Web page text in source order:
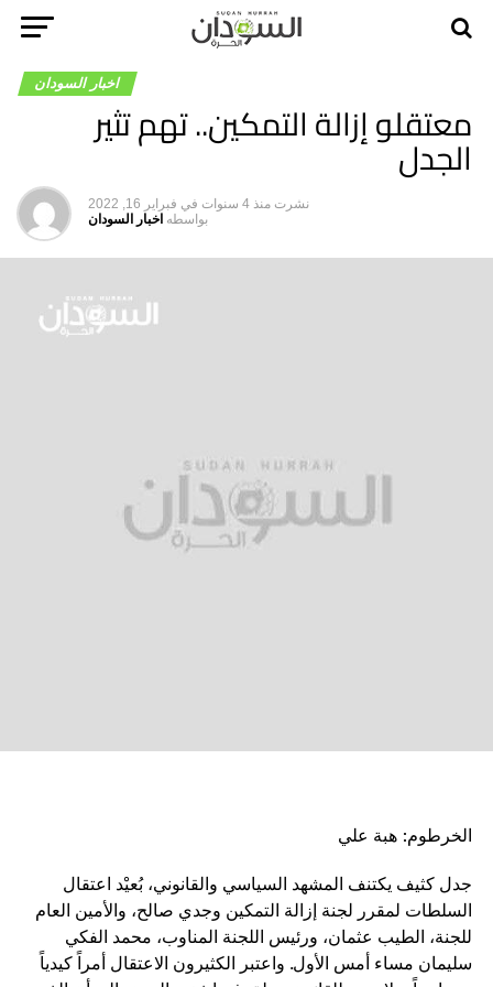
اخبار السودان
معتقلو إزالة التمكين.. تهم تثير
الجدل
نشرت منذ 4 سنوات في فبراير 16, 2022
بواسطه اخبار السودان
الخرطوم: هبة علي
جدل كثيف يكتنف المشهد السياسي والقانوني، بُعيْد اعتقال
السلطات لمقرر لجنة إزالة التمكين وجدي صالح، والأمين العام
للجنة، الطيب عثمان، ورئيس اللجنة المناوب، محمد الفكي
سليمان مساء أمس الأول. واعتبر الكثيرون الاعتقال أمراً كيدياً